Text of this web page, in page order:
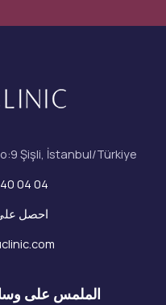
Şişli, İstanbul/Türkiye
04 04
احصل
الملمس على